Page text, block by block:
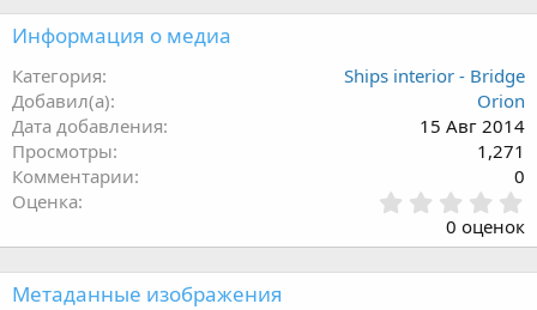
Информация о медиа
Категория
Ships interior - Bridge
Добавил(а)
Orion
Дата добавления
15 Авг 2014
Просмотры
1,271
Комментарии
0
Оценка
.
0
0
0 оценок
Метаданные изображения